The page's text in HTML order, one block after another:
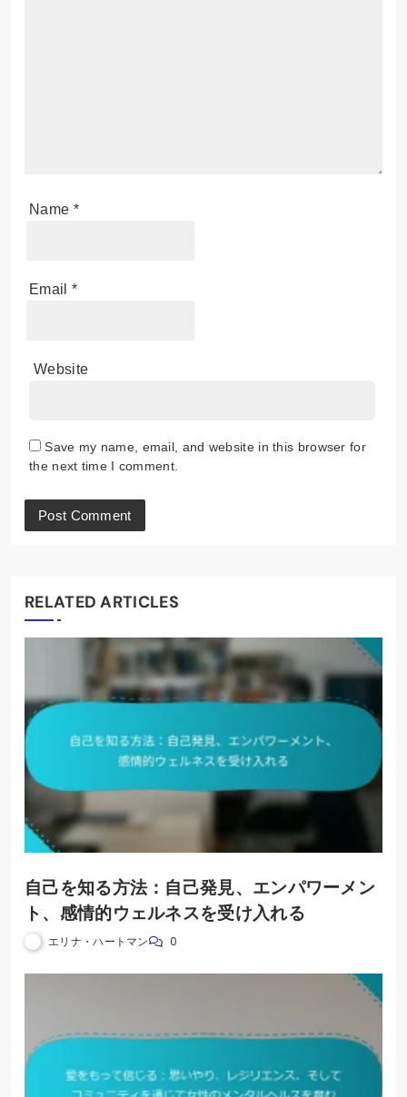
Name *
Email *
Website
Save my name, email, and website in this browser for
the next time I comment.
RELATED ARTICLES
自己を知る方法：自己発見、エンパワーメン
ト、感情的ウェルネスを受け入れる
エリナ・ハートマン 0